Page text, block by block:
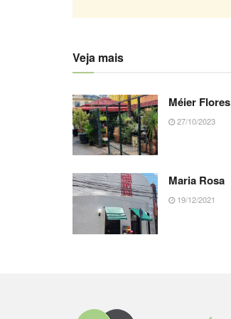
Veja mais
Méier Flores
27/10/2023
Maria Rosa
19/12/2021